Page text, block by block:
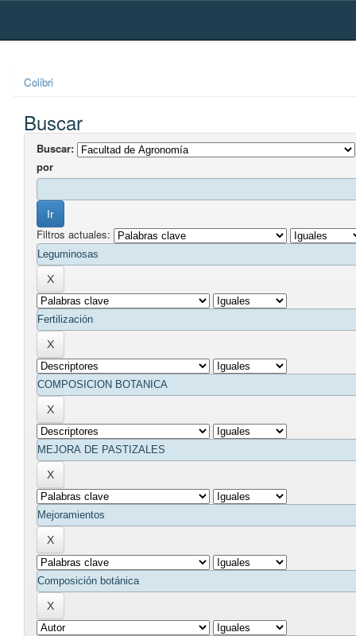
Skip
Colibri
Buscar
Buscar:
por
Filtros actuales: